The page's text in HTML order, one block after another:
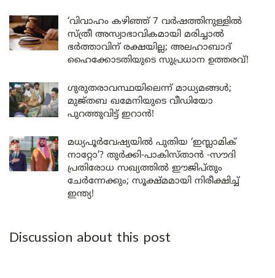
‘വിവാഹം കഴിഞ്ഞ് 7 വർഷത്തിനുള്ളിൽ
സ്ത്രീ അസ്വാഭാവികമായി മരിച്ചാൽ
ഭർത്താവിന് രക്ഷയില്ല; അലഹാബാദ്
ഹൈക്കോടതിയുടെ സുപ്രധാന ഉത്തരവ്!
ഗുരുതരാവസ്ഥയിലെന്ന് മാധ്യമങ്ങൾ;
മുജ്തബ ഖമേനിയുടെ വീഡിയോ
പുറത്തുവിട്ട് ഇറാൻ!
മധ്യപൂർവേഷ്യയിൽ പുതിയ ‘ഇസ്ലാമിക്
നാറ്റോ’? തുർക്കി-പാകിസ്താൻ -സൗദി
പ്രതിരോധ സഖ്യത്തിൽ ഈജിപ്തും
ചേർന്നേക്കും; സൂക്ഷ്മമായി നിരീക്ഷിച്ച്
ഇന്ത്യ!
Discussion about this post